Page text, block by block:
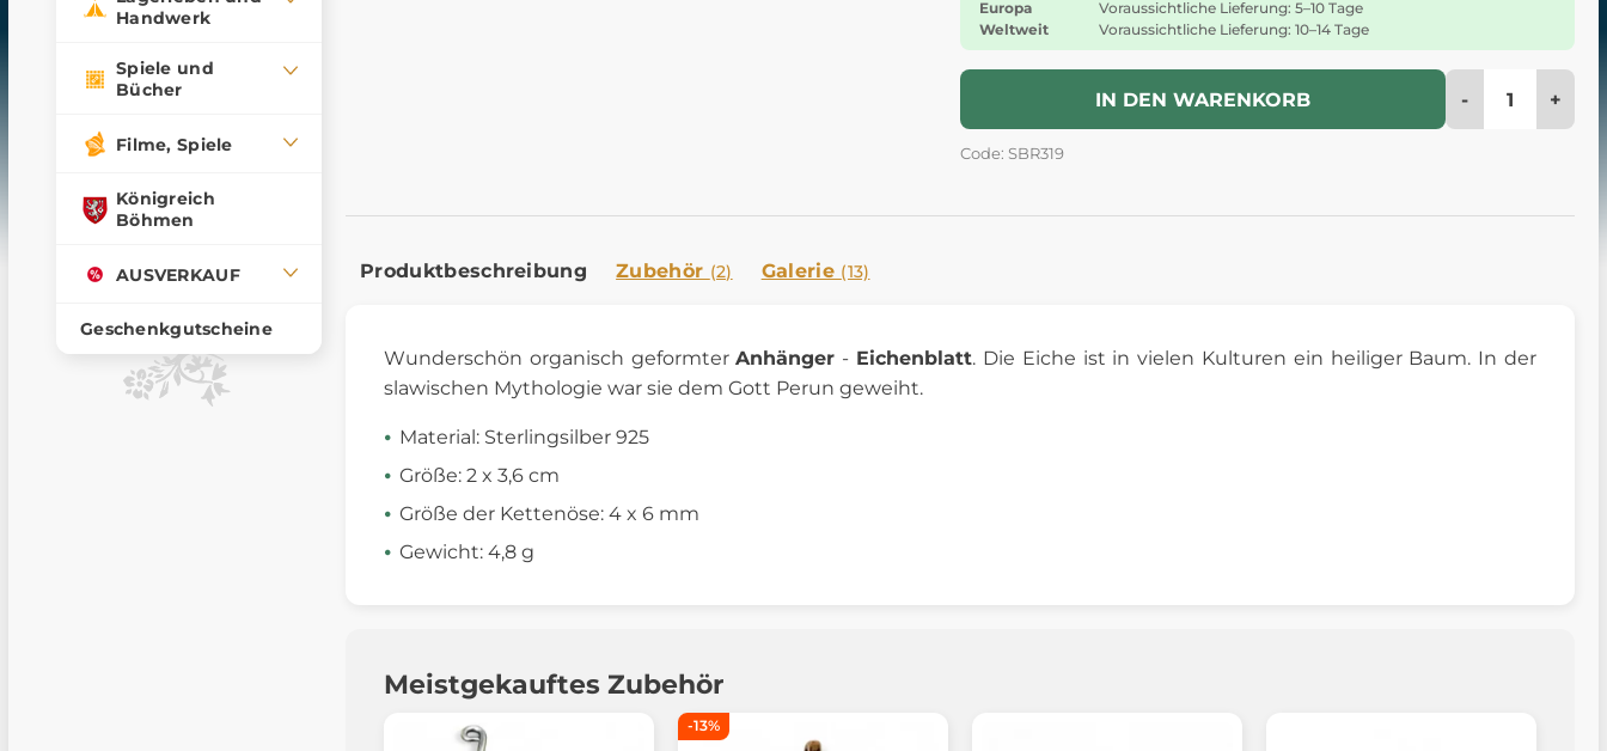
Handwerk
Spiele und
Bücher
Filme, Spiele
Königreich
Böhmen
AUSVERKAUF
Geschenkgutscheine
Europa
Voraussichtliche Lieferung: 5–10 Tage
Weltweit
Voraussichtliche Lieferung: 10–14 Tage
IN DEN WARENKORB - +
Code: SBR319
Produktbeschreibung Zubehör (2) Galerie (13)
Wunderschön organisch geformterAnhänger - Eichenblatt. Die Eiche ist in vielen Kulturen ein heiliger Baum. In der
slawischen Mythologie war sie dem Gott Perun geweiht.
Material: Sterlingsilber 925
Größe: 2 x 3,6 cm
Größe der Kettenöse: 4 x 6 mm
Gewicht: 4,8 g
Meistgekauftes Zubehör
-13%